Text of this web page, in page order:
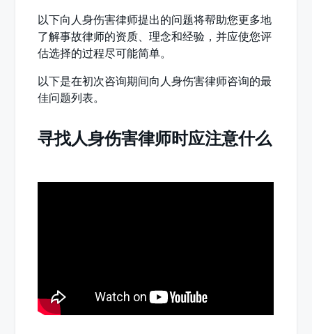
以下向人身伤害律师提出的问题将帮助您更多地
了解事故律师的资质、理念和经验，并应使您评
估选择的过程尽可能简单。
以下是在初次咨询期间向人身伤害律师咨询的最
佳问题列表。
寻找人身伤害律师时应注意什么